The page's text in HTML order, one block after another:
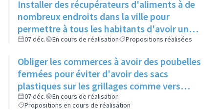
Installer des récupérateurs d'aliments à de
nombreux endroits dans la ville pour
permettre à tous les habitants d'avoir un
bac à proximité, quelque soit son quartier
07 déc. En cours de réalisation Propositions réalisées
Obliger les commerces à avoir des poubelles
fermées pour éviter d'avoir des sacs
plastiques sur les grillages comme vers
Boucherie André
07 déc.
En cours de réalisation
Propositions en cours de réalisation